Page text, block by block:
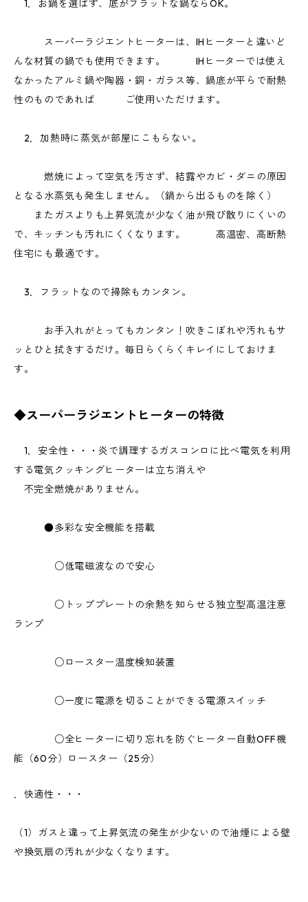
1．お鍋を選ばず、底がフラットな鍋ならOK。
スーパーラジエントヒーターは、IHヒーターと違いど
んな材質の鍋でも使用できます。 IHヒーターでは使え
なかったアルミ鍋や陶器・銅・ガラス等、鍋底が平らで耐熱
性のものであれば ご使用いただけます。
2．加熱時に蒸気が部屋にこもらない。
燃焼によって空気を汚さず、結露やカビ・ダニの原因
となる水蒸気も発生しません。（鍋から出るものを除く）
またガスよりも上昇気流が少なく油が飛び散りにくいの
で、キッチンも汚れにくくなります。 高温密、高断熱
住宅にも最適です。
3．フラットなので掃除もカンタン。
お手入れがとってもカンタン！吹きこぼれや汚れもサ
ッとひと拭きするだけ。毎日らくらくキレイにしておけま
す。
◆スーパーラジエントヒーターの特徴
1．安全性・・・炎で調理するガスコンロに比べ電気を利用
する電気クッキングヒーターは立ち消えや
不完全燃焼がありません。
●多彩な安全機能を搭載
○低電磁波なので安心
○トッププレートの余熱を知らせる独立型高温注意
ランプ
○ロースター温度検知装置
○一度に電源を切ることができる電源スイッチ
○全ヒーターに切り忘れを防ぐヒーター自動OFF機
能（60分）ロースター（25分）
．快適性・・・
（1）ガスと違って上昇気流の発生が少ないので油煙による壁
や換気扇の汚れが少なくなります。